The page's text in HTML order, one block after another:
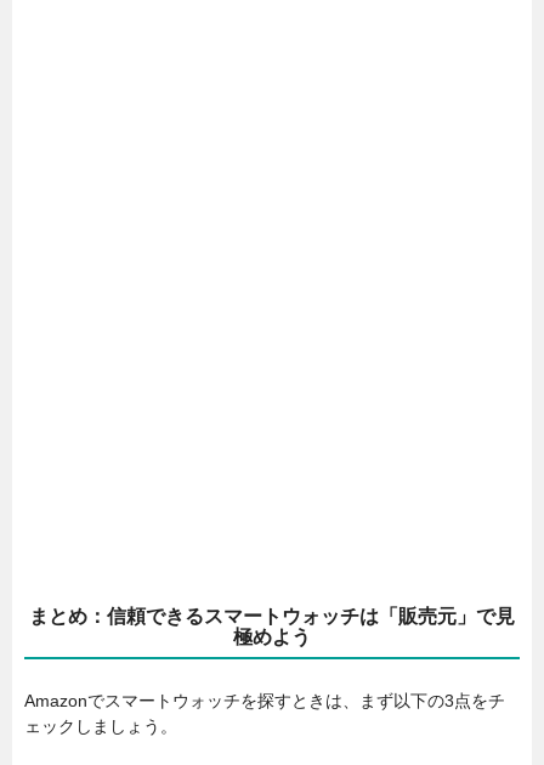
まとめ：信頼できるスマートウォッチは「販売元」で見
極めよう
Amazonでスマートウォッチを探すときは、まず以下の3点をチ
ェックしましょう。